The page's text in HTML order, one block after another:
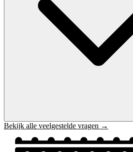
Bekijk alle veelgestelde vragen →